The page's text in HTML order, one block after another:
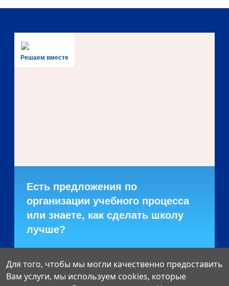
Решаем вместе
Есть предложения по
организации учебного процесса
или знаете, как сделать школу
лучше?
Написать о проблеме
Для того, чтобы мы могли качественно предоставить
Вам услуги, мы используем cookies, которые